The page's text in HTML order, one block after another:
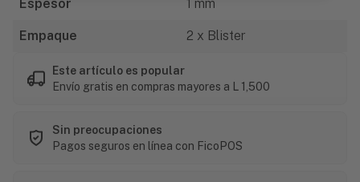
Espesor 1 mm
Empaque 2 x Blister
Este artículo es popular
Envío gratis en compras mayores a L 1,500
Sin preocupaciones
Pagos seguros en línea con FicoPOS